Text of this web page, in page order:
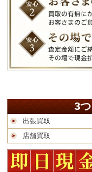
3
出張買取
店舗買取